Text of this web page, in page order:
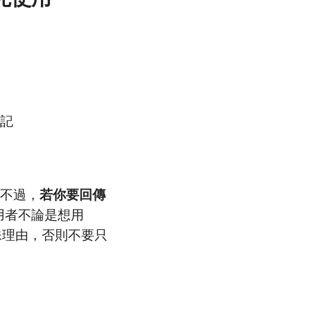
過， 若你要回傳
者不論是想用
由，否則不要只